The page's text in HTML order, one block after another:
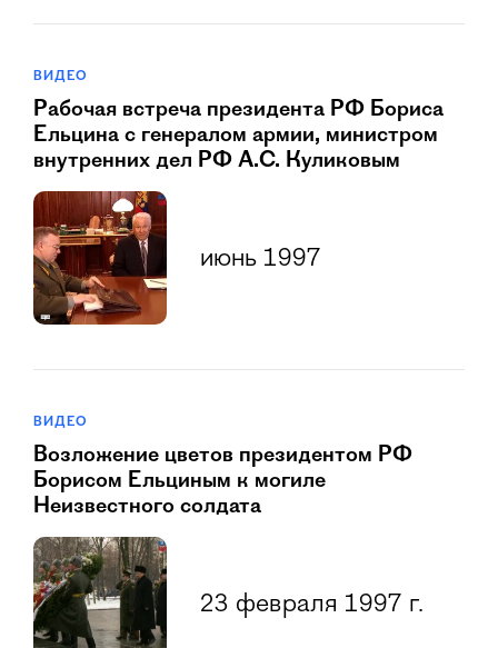
ВИДЕО
Рабочая встреча президента РФ Бориса
Ельцина с генералом армии, министром
внутренних дел РФ А.С. Куликовым
июнь 1997
ВИДЕО
Возложение цветов президентом РФ
Борисом Ельциным к могиле
Неизвестного солдата
23 февраля 1997 г.